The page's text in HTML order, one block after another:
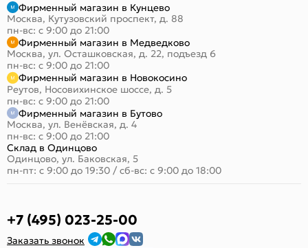
Фирменный магазин в Кунцево
Москва, Кутузовский проспект, д. 88
пн-вс: с 9:00 до 21:00
Фирменный магазин в Медведково
Москва, ул. Осташковская, д. 22, подъезд 6
пн-вс: с 9:00 до 21:00
Фирменный магазин в Новокосино
Реутов, Носовихинское шоссе, д. 5
пн-вс: с 9:00 до 21:00
Фирменный магазин в Бутово
Москва, ул. Венёвская, д. 4
пн-вс: с 9:00 до 21:00
Склад в Одинцово
Одинцово, ул. Баковская, 5
пн-пт: с 9:00 до 19:30 / сб-вс: с 9:00 до 18:00
+7 (495) 023-25-00
Заказать звонок